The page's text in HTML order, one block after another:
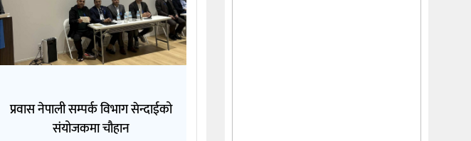
प्रवास नेपाली सम्पर्क विभाग सेन्दाईको
संयोजकमा चौहान